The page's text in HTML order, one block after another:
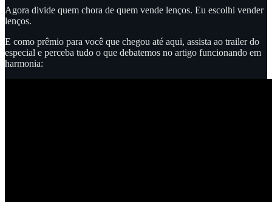
Agora divide quem chora de quem vende lenços. Eu escolhi vender
lenços.
E como prêmio para você que chegou até aqui, assista ao trailer do
especial e perceba tudo o que debatemos no artigo funcionando em
harmonia: